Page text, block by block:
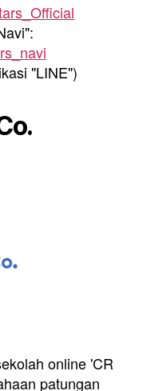
"LINE")
online 'CR
patungan